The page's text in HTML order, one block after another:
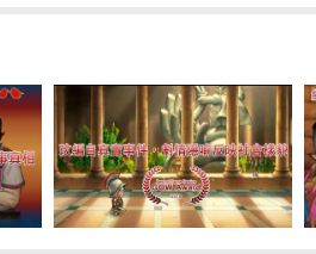
现故事的本来状态，在现实和
每个内存相当于一个级别。
要寻找各种线索，从不同的人群
游中，玩家将穿越不同的年龄
故事背后的真相，通过古老的电